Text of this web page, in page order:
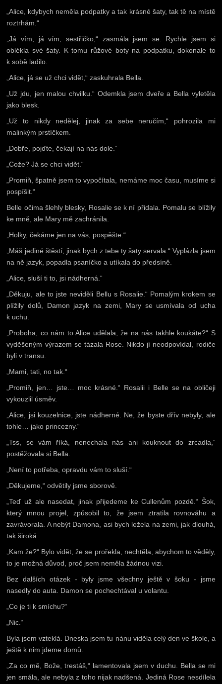
„Alice, kdybych neměla podpatky a tak krásné šaty, tak tě na místě
roztrhám.“
„Já vím, já vím, sestřičko,“ zasmála jsem se. Rychle jsem si
oblékla své šaty. K tomu růžové boty na podpatku, dokonale to
k sobě ladilo.
„Alice, já se už chci vidět,“ zaskuhrala Bella.
„Už jdu, jen malou chvilku.“ Odemkla jsem dveře a Bella vyletěla
jako blesk.
„Už to nikdy nedělej, jinak za sebe neručím,“ pohrozila mi
malinkým prstíčkem.
„Dobře, pojďte, čekají na nás dole.“
„Cože? Já se chci vidět.“
„Promiň, špatně jsem to vypočítala, nemáme moc času, musíme si
pospíšit.“
Belle očima šlehly blesky, Rosalie se k ní přidala. Pomalu se blížily
ke mně, ale Mary mě zachránila.
„Holky, čekáme jen na vás, pospěšte.“
„Máš jediné štěstí, jinak bych z tebe ty šaty servala.“ Vyplázla jsem
na ně jazyk, popadla psaníčko a utíkala do předsíně.
„Alice, sluší ti to, jsi nádherná.“
„Děkuju, ale to jste neviděli Bellu s Rosalie.“ Pomalým krokem se
plížily dolů, Damon jazyk na zemi, Mary se usmívala od ucha
k uchu.
„Proboha, co nám to Alice udělala, že na nás takhle koukáte?“ S
vyděšeným výrazem se tázala Rose. Nikdo jí neodpovídal, rodiče
byli v transu.
„Mami, tati, no tak.“
„Promiň, jen… jste… moc krásné.“ Rosalii i Belle se na obličeji
vykouzlil úsměv.
„Alice, jsi kouzelnice, jste nádherné. Ne, že byste dřív nebyly, ale
tohle… jako princezny.“
„Tss, se vám říká, nenechala nás ani kouknout do zrcadla,“
postěžovala si Bella.
„Není to potřeba, opravdu vám to sluší.“
„Děkujeme,“ odvětily jsme sborově.
„Teď už ale nasedat, jinak přijedeme ke Cullenům pozdě.“ Šok,
který mnou projel, způsobil to, že jsem ztratila rovnováhu a
zavrávorala. A nebýt Damona, asi bych ležela na zemi, jak dlouhá,
tak široká.
„Kam že?“ Bylo vidět, že se prořekla, nechtěla, abychom to věděly,
to je možná důvod, proč jsem neměla žádnou vizi.
Bez dalších otázek - byly jsme všechny ještě v šoku - jsme
nasedly do auta. Damon se pochechtával u volantu.
„Co je ti k smíchu?“
„Nic.“
Byla jsem vzteklá. Dneska jsem tu nánu viděla celý den ve škole, a
ještě k nim jdeme domů.
„Za co mě, Bože, trestáš,“ lamentovala jsem v duchu. Bella se mi
jen smála, ale nebyla z toho nijak nadšená. Jediná Rose nesdílela